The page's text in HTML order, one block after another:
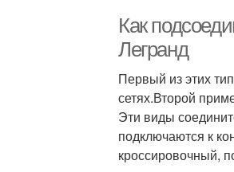
Как
Легранд
Первый из этих
сетях.Второй
Эти виды
подключаются к
кроссировочный,